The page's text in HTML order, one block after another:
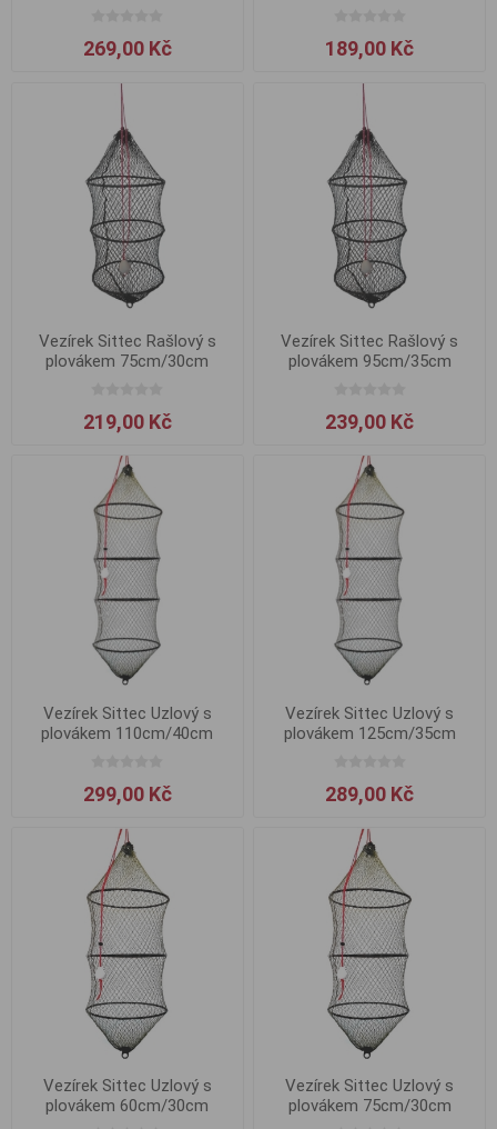
269,00 Kč 189,00 Kč
Vezírek Sittec Rašlový s
plovákem 75cm/30cm
219,00 Kč
Vezírek Sittec Rašlový s
plovákem 95cm/35cm
239,00 Kč
Vezírek Sittec Uzlový s
plovákem 110cm/40cm
299,00 Kč
Vezírek Sittec Uzlový s
plovákem 125cm/35cm
289,00 Kč
Vezírek Sittec Uzlový s
plovákem 60cm/30cm
Vezírek Sittec Uzlový s
plovákem 75cm/30cm